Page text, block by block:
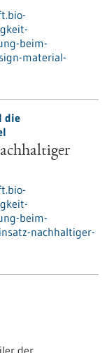
beim-
material-
die
beim-
nachhaltiger-
der